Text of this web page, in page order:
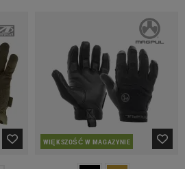
WIĘKSZOŚĆ W MAGAZYNIE